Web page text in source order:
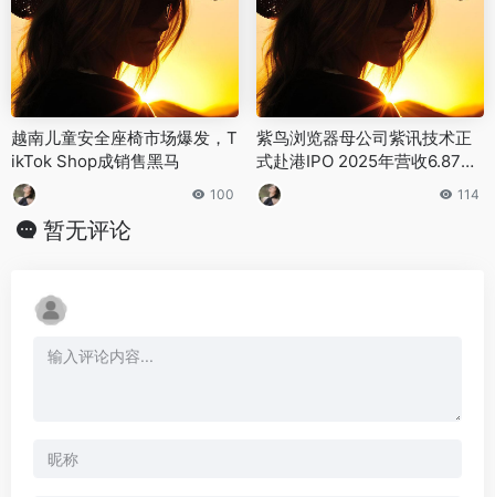
‌越南儿童安全座椅市场爆发，T
ikTok Shop成销售黑马‌
100
紫鸟浏览器母公司紫讯技术正
式赴港IPO 2025年营收6.87亿
元
114
暂无评论